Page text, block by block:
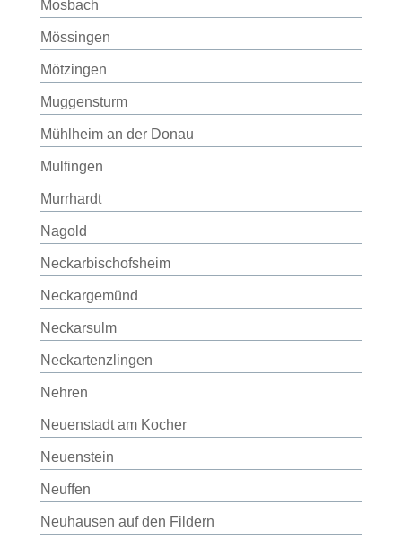
Mosbach
Mössingen
Mötzingen
Muggensturm
Mühlheim an der Donau
Mulfingen
Murrhardt
Nagold
Neckarbischofsheim
Neckargemünd
Neckarsulm
Neckartenzlingen
Nehren
Neuenstadt am Kocher
Neuenstein
Neuffen
Neuhausen auf den Fildern